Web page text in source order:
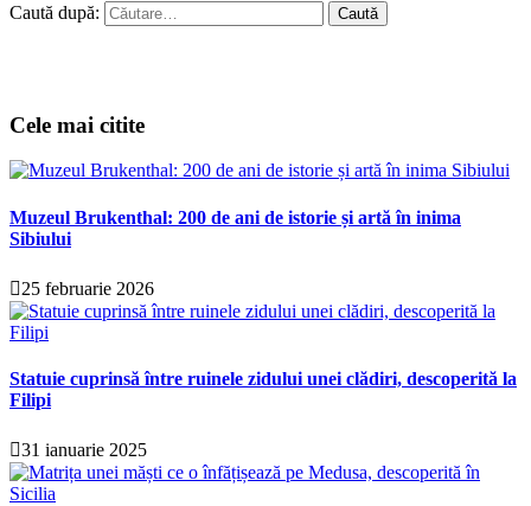
Caută după:
Cele mai citite
Muzeul Brukenthal: 200 de ani de istorie și artă în inima
Sibiului
25 februarie 2026
Statuie cuprinsă între ruinele zidului unei clădiri, descoperită la
Filipi
31 ianuarie 2025